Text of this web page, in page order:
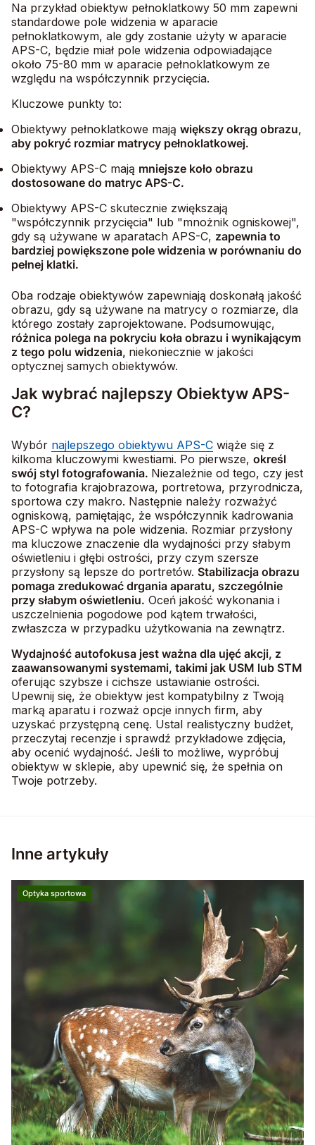
Na przykład obiektyw pełnoklatkowy 50 mm zapewni
standardowe pole widzenia w aparacie
pełnoklatkowym, ale gdy zostanie użyty w aparacie
APS-C, będzie miał pole widzenia odpowiadające
około 75-80 mm w aparacie pełnoklatkowym ze
względu na współczynnik przycięcia.
Kluczowe punkty to:
Obiektywy pełnoklatkowe mają większy okrąg obrazu,
aby pokryć rozmiar matrycy pełnoklatkowej.
Obiektywy APS-C mają mniejsze koło obrazu
dostosowane do matryc APS-C.
Obiektywy APS-C skutecznie zwiększają
"współczynnik przycięcia" lub "mnożnik ogniskowej",
gdy są używane w aparatach APS-C, zapewnia to
bardziej powiększone pole widzenia w porównaniu do
pełnej klatki.
Oba rodzaje obiektywów zapewniają doskonałą jakość
obrazu, gdy są używane na matrycy o rozmiarze, dla
którego zostały zaprojektowane. Podsumowując,
różnica polega na pokryciu koła obrazu i wynikającym
z tego polu widzenia, niekoniecznie w jakości
optycznej samych obiektywów.
Jak wybrać najlepszy Obiektyw APS-
C?
Wybór najlepszego obiektywu APS-C wiąże się z
kilkoma kluczowymi kwestiami. Po pierwsze, określ
swój styl fotografowania. Niezależnie od tego, czy jest
to fotografia krajobrazowa, portretowa, przyrodnicza,
sportowa czy makro. Następnie należy rozważyć
ogniskową, pamiętając, że współczynnik kadrowania
APS-C wpływa na pole widzenia. Rozmiar przysłony
ma kluczowe znaczenie dla wydajności przy słabym
oświetleniu i głębi ostrości, przy czym szersze
przysłony są lepsze do portretów. Stabilizacja obrazu
pomaga zredukować drgania aparatu, szczególnie
przy słabym oświetleniu. Oceń jakość wykonania i
uszczelnienia pogodowe pod kątem trwałości,
zwłaszcza w przypadku użytkowania na zewnątrz.
Wydajność autofokusa jest ważna dla ujęć akcji, z
zaawansowanymi systemami, takimi jak USM lub STM
oferując szybsze i cichsze ustawianie ostrości.
Upewnij się, że obiektyw jest kompatybilny z Twoją
marką aparatu i rozważ opcje innych firm, aby
uzyskać przystępną cenę. Ustal realistyczny budżet,
przeczytaj recenzje i sprawdź przykładowe zdjęcia,
aby ocenić wydajność. Jeśli to możliwe, wypróbuj
obiektyw w sklepie, aby upewnić się, że spełnia on
Twoje potrzeby.
Inne artykuły
Optyka sportowa